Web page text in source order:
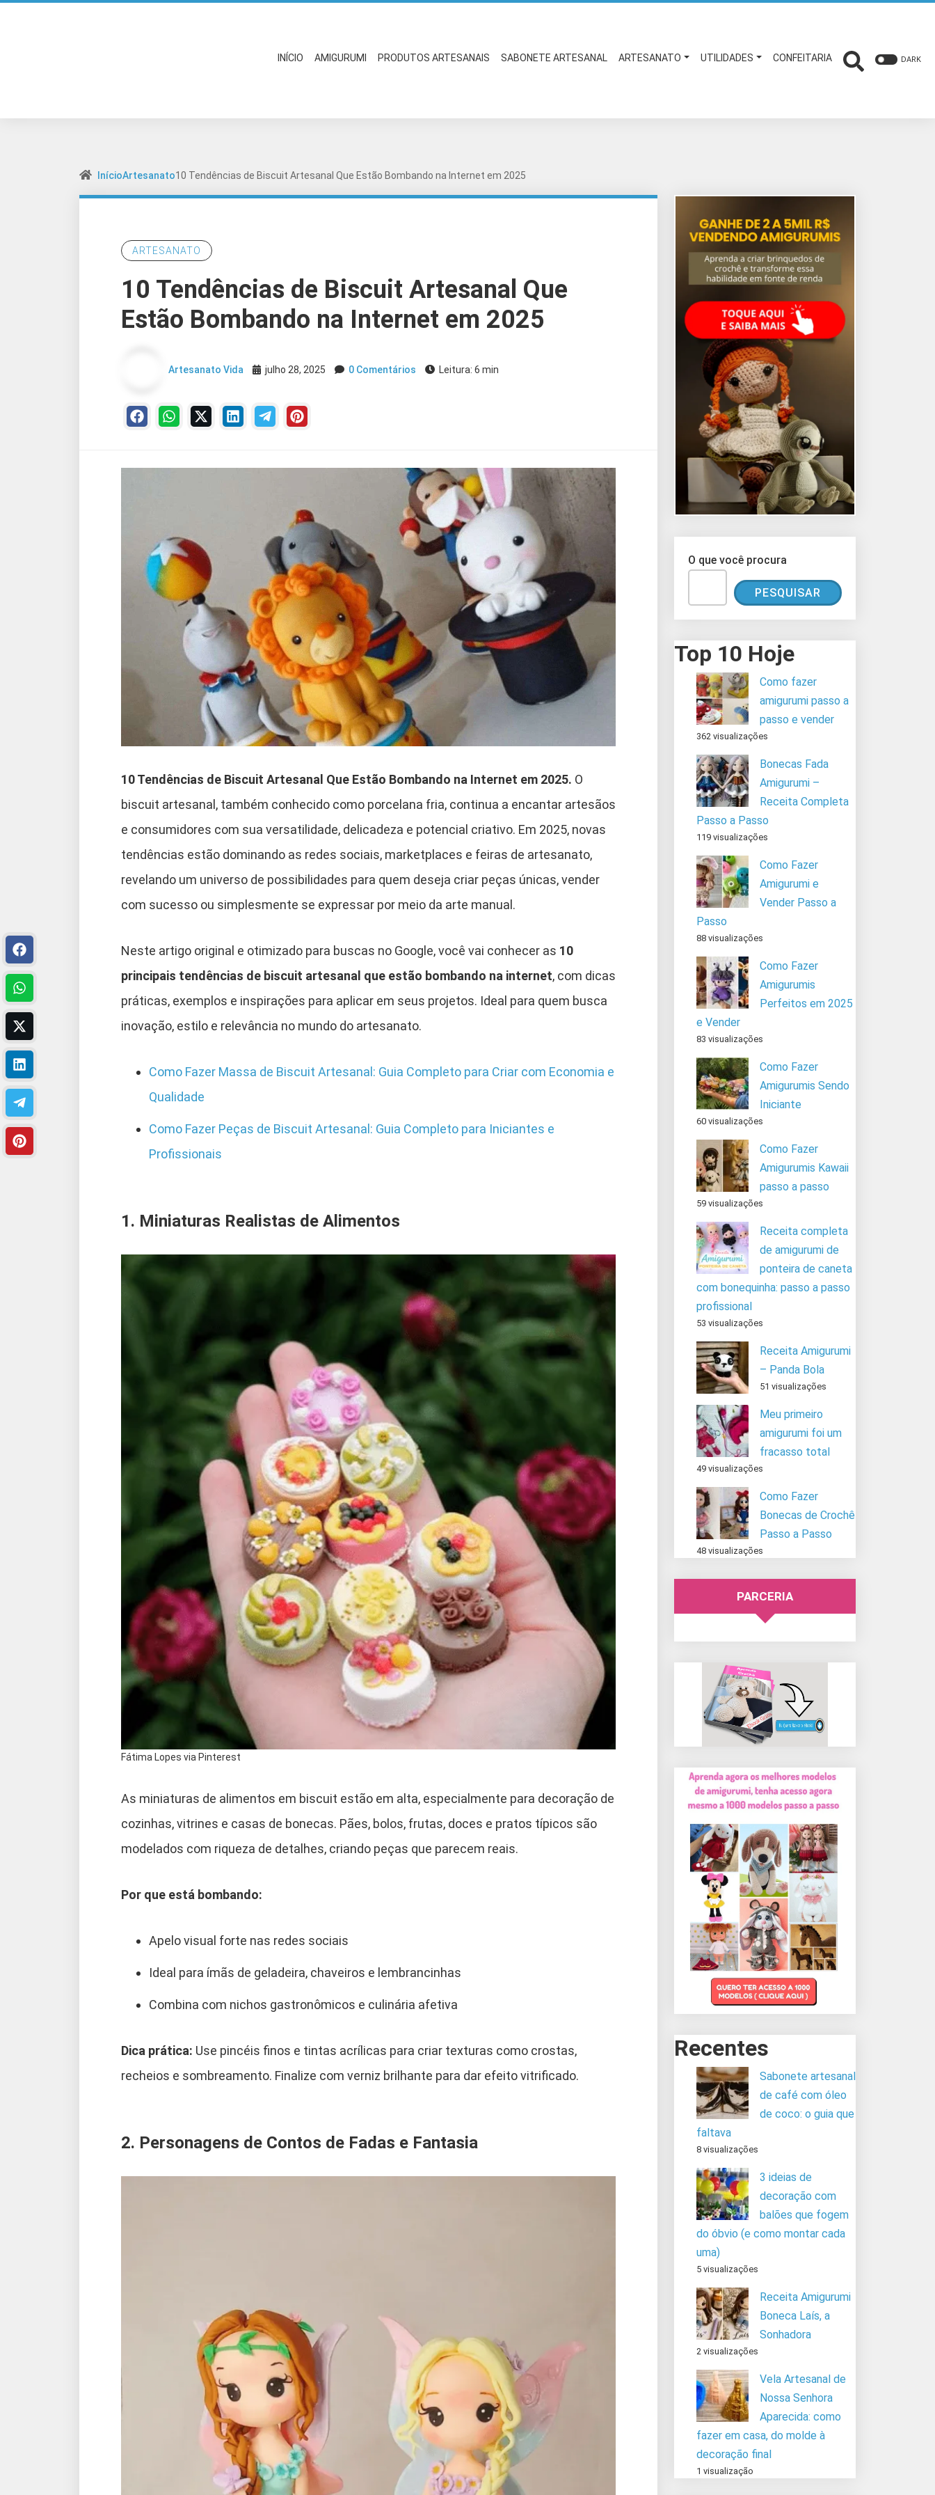
INÍCIO AMIGURUMI PRODUTOS ARTESANAIS SABONETE ARTESANAL ARTESANATO UTILIDADES CONFEITARIA DARK
InícioArtesanato10 Tendências de Biscuit Artesanal Que Estão Bombando na Internet em 2025
ARTESANATO
10 Tendências de Biscuit Artesanal Que
Estão Bombando na Internet em 2025
Artesanato Vida julho 28, 2025 0 Comentários Leitura: 6 min
10 Tendências de Biscuit Artesanal Que Estão Bombando na Internet em 2025. O
biscuit artesanal, também conhecido como porcelana fria, continua a encantar artesãos
e consumidores com sua versatilidade, delicadeza e potencial criativo. Em 2025, novas
tendências estão dominando as redes sociais, marketplaces e feiras de artesanato,
revelando um universo de possibilidades para quem deseja criar peças únicas, vender
com sucesso ou simplesmente se expressar por meio da arte manual.
Neste artigo original e otimizado para buscas no Google, você vai conhecer as 10
principais tendências de biscuit artesanal que estão bombando na internet, com dicas
práticas, exemplos e inspirações para aplicar em seus projetos. Ideal para quem busca
inovação, estilo e relevância no mundo do artesanato.
Como Fazer Massa de Biscuit Artesanal: Guia Completo para Criar com Economia e
Qualidade
Como Fazer Peças de Biscuit Artesanal: Guia Completo para Iniciantes e
Profissionais
1. Miniaturas Realistas de Alimentos
Fátima Lopes via Pinterest
As miniaturas de alimentos em biscuit estão em alta, especialmente para decoração de
cozinhas, vitrines e casas de bonecas. Pães, bolos, frutas, doces e pratos típicos são
modelados com riqueza de detalhes, criando peças que parecem reais.
Por que está bombando:
Apelo visual forte nas redes sociais
Ideal para ímãs de geladeira, chaveiros e lembrancinhas
Combina com nichos gastronômicos e culinária afetiva
Dica prática: Use pincéis finos e tintas acrílicas para criar texturas como crostas,
recheios e sombreamento. Finalize com verniz brilhante para dar efeito vitrificado.
2. Personagens de Contos de Fadas e Fantasia
O que você procura
PESQUISAR
Top 10 Hoje
Como fazer
amigurumi passo a
passo e vender
362 visualizações
Bonecas Fada
Amigurumi –
Receita Completa
Passo a Passo
119 visualizações
Como Fazer
Amigurumi e
Vender Passo a
Passo
88 visualizações
Como Fazer
Amigurumis
Perfeitos em 2025
e Vender
83 visualizações
Como Fazer
Amigurumis Sendo
Iniciante
60 visualizações
Como Fazer
Amigurumis Kawaii
passo a passo
59 visualizações
Receita completa
de amigurumi de
ponteira de caneta
com bonequinha: passo a passo
profissional
53 visualizações
Receita Amigurumi
– Panda Bola
51 visualizações
Meu primeiro
amigurumi foi um
fracasso total
49 visualizações
Como Fazer
Bonecas de Crochê
Passo a Passo
48 visualizações
PARCERIA
Recentes
Sabonete artesanal
de café com óleo
de coco: o guia que
faltava
8 visualizações
3 ideias de
decoração com
balões que fogem
do óbvio (e como montar cada
uma)
5 visualizações
Receita Amigurumi
Boneca Laís, a
Sonhadora
2 visualizações
Vela Artesanal de
Nossa Senhora
Aparecida: como
fazer em casa, do molde à
decoração final
1 visualização